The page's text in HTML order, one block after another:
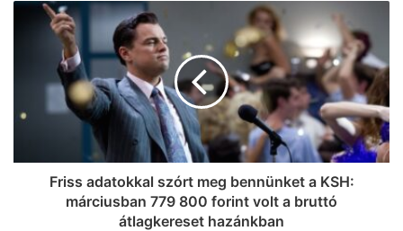
Kigyulladt a tarló Szeged- Baktón –
egyre jobban terjed a tűz (frissítve!)
Friss adatokkal szórt meg bennünket a KSH:
márciusban 779 800 forint volt a bruttó
átlagkereset hazánkban